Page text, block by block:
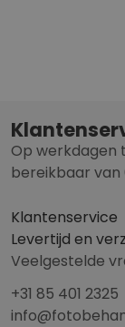
Op werkdagen
bereikbaar van
Klantenservice
Levertijd en
Veelgestelde
+31 85 401 2325